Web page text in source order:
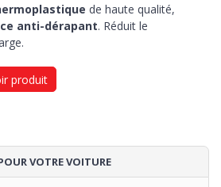
de haute qualité,
anti-dérapant. Réduit le
produit
VOTRE VOITURE